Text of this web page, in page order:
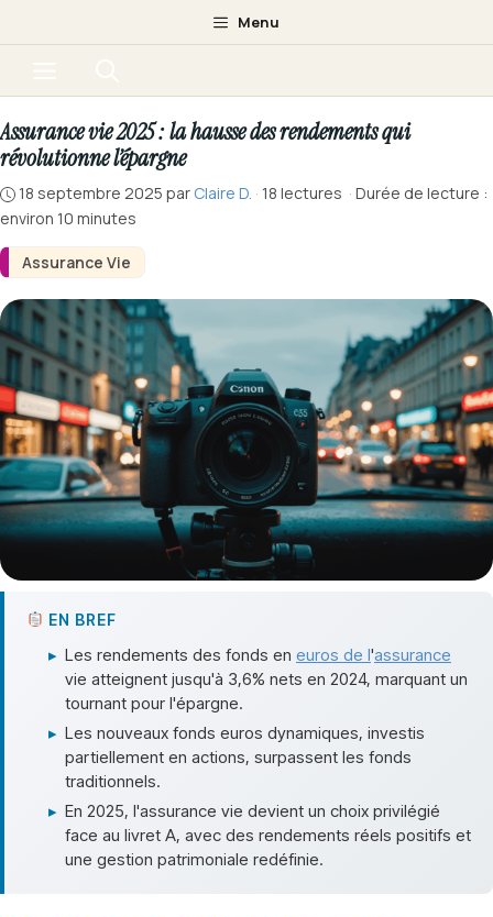
au
Menu
Assurance Vie
Assurance vie 2025 : la hausse des rendements qui
révolutionne l’épargne
18 septembre 2025 par Claire D. · 18 lectures · Durée de lecture :
environ 10 minutes
EN BREF
▸ Les rendements des fonds en euros de l'assurance
vie atteignent jusqu'à 3,6% nets en 2024, marquant un
tournant pour l'épargne.
▸ Les nouveaux fonds euros dynamiques, investis
partiellement en actions, surpassent les fonds
traditionnels.
▸ En 2025, l'assurance vie devient un choix privilégié
face au livret A, avec des rendements réels positifs et
une gestion patrimoniale redéfinie.